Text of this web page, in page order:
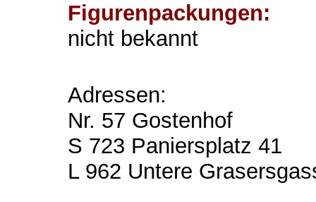
Figurenpackungen:
nicht bekannt
Adressen:
Nr. 57 Gostenhof
S 723 Paniersplatz 41
L 962 Untere